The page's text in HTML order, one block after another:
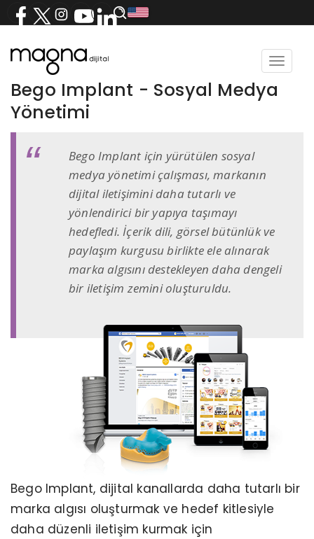
Toggle
Bego Implant - Sosyal Medya
Yönetimi
Bego Implant için yürütülen sosyal
medya yönetimi çalışması, markanın
dijital iletişimini daha tutarlı ve
yönlendirici bir yapıya taşımayı
hedefledi. İçerik dili, görsel bütünlük ve
paylaşım kurgusu birlikte ele alınarak
marka algısını destekleyen daha dengeli
bir iletişim zemini oluşturuldu.​​​​​​​
Bego Implant, dijital kanallarda daha tutarlı bir
marka algısı oluşturmak ve hedef kitlesiyle
daha düzenli iletişim kurmak için